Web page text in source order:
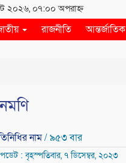
২০২৬, ০৭:০০ অপরাহ্ন
রাজনীতি আন্তর্জাতিক
নাম/ ৯৫৩ বার
: বৃহস্পতিবার, ৭ ডিসেম্বর, ২০২৩